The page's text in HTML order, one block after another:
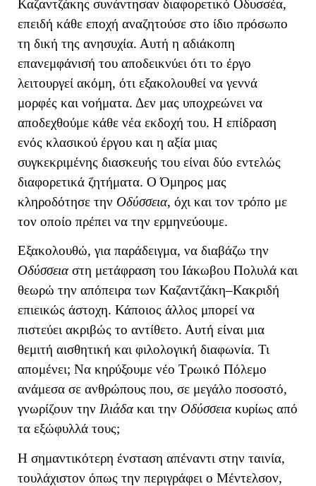
Καζαντζάκης συνάντησαν διαφορετικό Οδυσσέα,
επειδή κάθε εποχή αναζητούσε στο ίδιο πρόσωπο
τη δική της ανησυχία. Αυτή η αδιάκοπη
επανεμφάνισή του αποδεικνύει ότι το έργο
λειτουργεί ακόμη, ότι εξακολουθεί να γεννά
μορφές και νοήματα. Δεν μας υποχρεώνει να
αποδεχθούμε κάθε νέα εκδοχή του. Η επίδραση
ενός κλασικού έργου και η αξία μιας
συγκεκριμένης διασκευής του είναι δύο εντελώς
διαφορετικά ζητήματα. Ο Όμηρος μας
κληροδότησε την Οδύσσεια, όχι και τον τρόπο με
τον οποίο πρέπει να την ερμηνεύουμε.
Εξακολουθώ, για παράδειγμα, να διαβάζω την
Οδύσσειαστη μετάφραση του Ιάκωβου Πολυλά και
θεωρώ την απόπειρα των Καζαντζάκη–Κακριδή
επιεικώς άστοχη. Κάποιος άλλος μπορεί να
πιστεύει ακριβώς το αντίθετο. Αυτή είναι μια
θεμιτή αισθητική και φιλολογική διαφωνία. Τι
απομένει; Να κηρύξουμε νέο Τρωικό Πόλεμο
ανάμεσα σε ανθρώπους που, σε μεγάλο ποσοστό,
γνωρίζουν την Ιλιάδακαι την Οδύσσειακυρίως από
τα εξώφυλλά τους;
Η σημαντικότερη ένσταση απέναντι στην ταινία,
τουλάχιστον όπως την περιγράφει ο Μέντελσον,